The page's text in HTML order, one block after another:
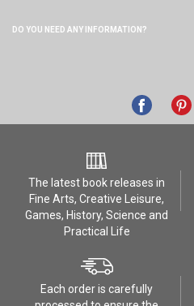
DO YOU NEED ANY INFORMATION?
The latest book releases in
Fine Arts, Creative Leisure,
Games, History, Science and
Practical Life
Each order is carefully